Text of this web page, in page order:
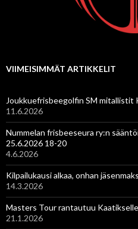
VIIMEISIMMÄT ARTIKKELIT
Joukkuefrisbeegolfin SM mitallistit
11.6.2026
Nummelan frisbeeseura ry:n
25.6.2026 18-20
4.6.2026
Kilpailukausi alkaa, onhan
14.3.2026
Masters Tour rantautuu
21.1.2026